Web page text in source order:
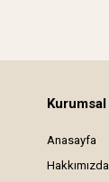
Kurumsal
Anasayfa
Hakkımızda